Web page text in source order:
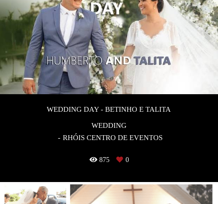
WEDDING DAY - BETINHO E TALITA
WEDDING
RHÓIS CENTRO DE EVENTOS
875 0